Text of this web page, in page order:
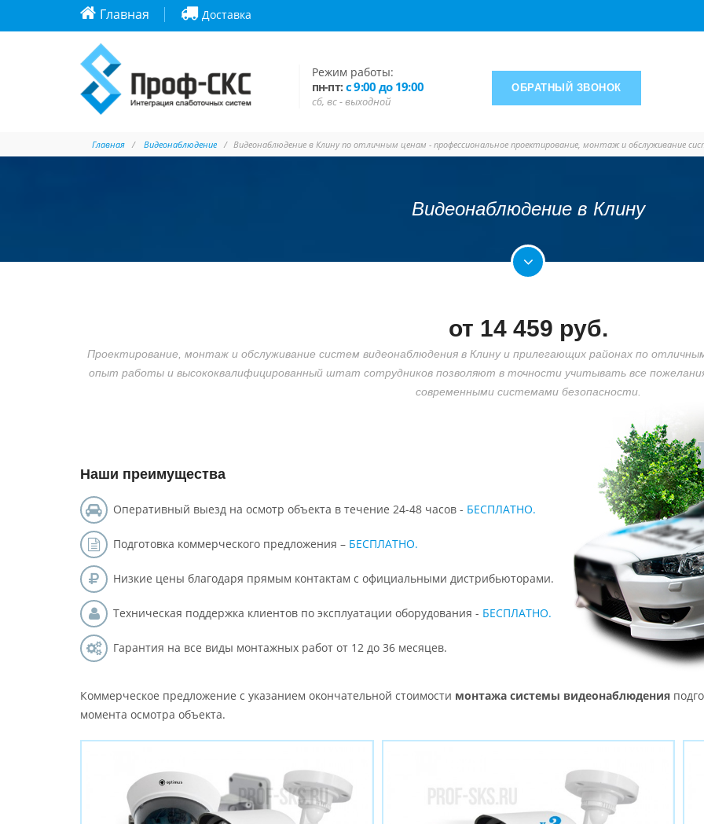
Главная Доставка
Режим работы:
пн-пт: с 9:00 до 19:00
сб, вс - выходной
ОБРАТНЫЙ ЗВОНОК
Главная Видеонаблюдение Видеонаблюдение в Клину по отличным ценам - профессиональное проектирование, монтаж и обслуживание
Видеонаблюдение в Клину
от 14 459 руб.
Проектирование, монтаж и обслуживание систем видеонаблюдения в Клину и прилегающих районах по
опыт работы и высококвалифицированный штат сотрудников позволяют в точности учитывать все
современными системами безопасности.
Наши преимущества
Оперативный выезд на осмотр объекта в течение 24-48 часов - БЕСПЛАТНО.
Подготовка коммерческого предложения – БЕСПЛАТНО.
Низкие цены благодаря прямым контактам с официальными дистрибьюторами.
Техническая поддержка клиентов по эксплуатации оборудования - БЕСПЛАТНО.
Гарантия на все виды монтажных работ от 12 до 36 месяцев.
Коммерческое предложение с указанием окончательной стоимости монтажа системы видеонаблюдения
момента осмотра объекта.